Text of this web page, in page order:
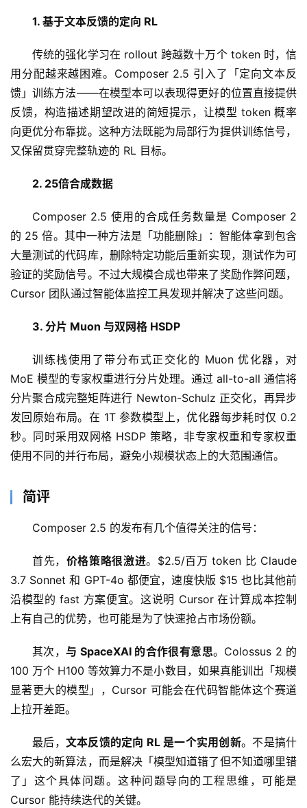
报
开
应
用
教
程
型
框
架
报
告
1. 基于文本反馈的定向 RL
传统的强化学习在 rollout 跨越数十万个 token 时，信
用分配越来越困难。Composer 2.5 引入了「定向文本反
馈」训练方法——在模型本可以表现得更好的位置直接提供
反馈，构造描述期望改进的简短提示，让模型 token 概率
向更优分布靠拢。这种方法既能为局部行为提供训练信号，
又保留贯穿完整轨迹的 RL 目标。
2. 25倍合成数据
Composer 2.5 使用的合成任务数量是 Composer 2
的 25 倍。其中一种方法是「功能删除」：智能体拿到包含
大量测试的代码库，删除特定功能后重新实现，测试作为可
验证的奖励信号。不过大规模合成也带来了奖励作弊问题，
Cursor 团队通过智能体监控工具发现并解决了这些问题。
3. 分片 Muon 与双网格 HSDP
训练栈使用了带分布式正交化的 Muon 优化器，对
MoE 模型的专家权重进行分片处理。通过 all-to-all 通信将
分片聚合成完整矩阵进行 Newton-Schulz 正交化，再异步
发回原始布局。在 1T 参数模型上，优化器每步耗时仅 0.2
秒。同时采用双网格 HSDP 策略，非专家权重和专家权重
使用不同的并行布局，避免小规模状态上的大范围通信。
简评
Composer 2.5 的发布有几个值得关注的信号：
首先， 价格策略很激进。$2.5/百万 token 比 Claude
3.7 Sonnet 和 GPT-4o 都便宜，速度快版 $15 也比其他前
沿模型的 fast 方案便宜。这说明 Cursor 在计算成本控制
上有自己的优势，也可能是为了快速抢占市场份额。
其次，与 SpaceXAI 的合作很有意思。Colossus 2 的
100 万个 H100 等效算力不是小数目，如果真能训出「规模
显著更大的模型」，Cursor 可能会在代码智能体这个赛道
上拉开差距。
最后， 文本反馈的定向 RL 是一个实用创新。不是搞什
么宏大的新算法，而是解决「模型知道错了但不知道哪里错
了」这个具体问题。这种问题导向的工程思维，可能是
Cursor 能持续迭代的关键。